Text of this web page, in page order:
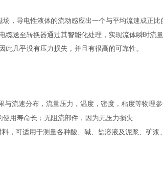
，导电性液体的流动感应出一个与平均流速成正
缆送至转换器通过其智能化处理，实现流体瞬时流
几乎没有压力损失，并且有很高的可靠性。
与流速分布，流量压力，温度，密度，粘度等物理
用寿命长；无阻流部件，因为无压力损失
料，可适用于测量各种酸、碱、盐溶液及泥浆、矿